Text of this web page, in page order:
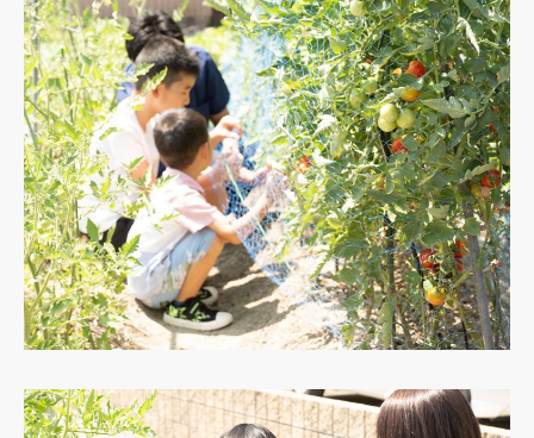
よくある質問
見学・体験・空き枠待ちのお申込み
お問合せ
重要事項説明書
プライバシーポリシー
会員ページ
Instagram